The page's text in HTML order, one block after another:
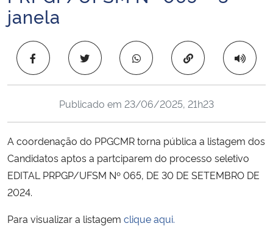
Ministério da Cidadania
Ministério da Saúde
Ministério de Minas e Energia
Ministério da Ciência, Tecnologia, Inovações e Comunicações
Ministério do Meio Ambiente
Ministério do Turismo
janela
Copiar para área
Publicado em 23/06/2025, 21h23
A coordenação do PPGCMR torna pública a listagem dos
Candidatos aptos a partciparem do processo seletivo
EDITAL PRPGP/UFSM Nº 065, DE 30 DE SETEMBRO DE
2024.
Para visualizar a listagem clique aqui.